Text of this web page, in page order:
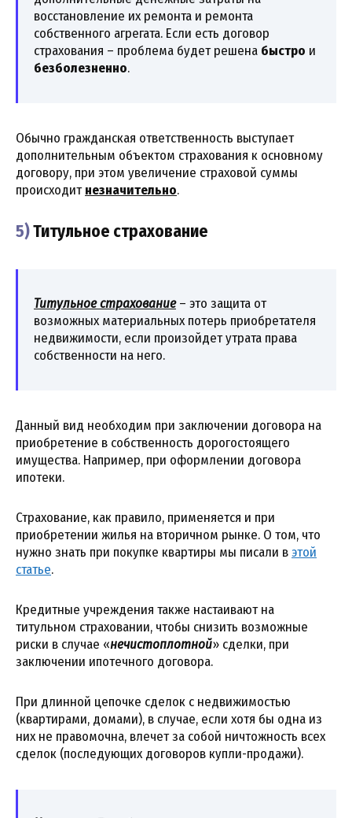
восстановление их ремонта и ремонта
собственного агрегата. Если есть договор
страхования – проблема будет решена быстро и
безболезненно.
Обычно гражданская ответственность выступает
дополнительным объектом страхования к основному
договору, при этом увеличение страховой суммы
происходитнезначительно.
5)Титульное страхование
Титульное страхование– это защита от
возможных материальных потерь приобретателя
недвижимости, если произойдет утрата права
собственности на него.
Данный вид необходим при заключении договора на
приобретение в собственность дорогостоящего
имущества. Например, при оформлении договора
ипотеки.
Страхование, как правило, применяется и при
приобретении жилья на вторичном рынке. О том, что
нужно знать при покупке квартиры мы писали вэтой
статье.
Кредитные учреждения также настаивают на
титульном страховании, чтобы снизить возможные
риски в случае «нечистоплотной» сделки, при
заключении ипотечного договора.
При длинной цепочке сделок с недвижимостью
(квартирами, домами), в случае, если хотя бы одна из
них не правомочна, влечет за собой ничтожность всех
сделок (последующих договоров купли-продажи).